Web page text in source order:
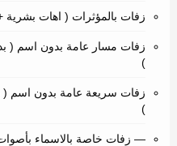
زفات بالمؤثرات ( اهات بشرية
زفات مسار عامة بدون اسم (
)
زفات سريعة عامة بدون اسم
)
— زفات خاصة بالاسماء بأصوات